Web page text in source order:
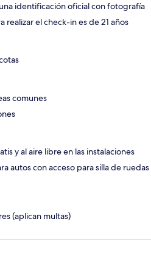
identificación oficial con fotografía
realizar el check-in es de 21 años
comunes
y al aire libre en las instalaciones
autos con acceso para silla de ruedas
(aplican multas)